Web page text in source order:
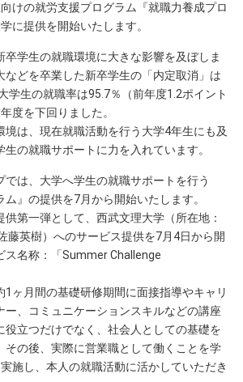
けの就労支援プログラム『就職力養成プロ
に提供を開始いたします。
卒学生の就職環境に大きな影響を及ぼしま
などを卒業した新卒学生の「内定取消」は
学生の就職率は95.7％（前年度1.2ポイント
度を下回りました。
境は、現在就職活動を行う大学4年生にも及
の就職サポートに力を入れています。
では、大学へ学生の就職サポートを行う
ム』の提供を7月から開始いたします。
供第一弾として、西武文理大学（所在地：
藤英樹）へのサービス提供を7月4日から開
ス名称：「Summer Challenge
1ヶ月間の基礎研修期間に面接指導やキャリ
ー、コミュニケーションスキルなどの講座
役立つだけでなく、社会人としての基礎を
その後、実際に営業職として働くことを学
施し、本人の就職活動に活かしていただき